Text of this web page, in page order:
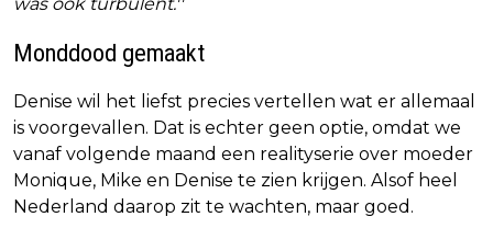
was ook turbulent.''
Monddood gemaakt
Denise wil het liefst precies vertellen wat er allemaal
is voorgevallen. Dat is echter geen optie, omdat we
vanaf volgende maand een realityserie over moeder
Monique, Mike en Denise te zien krijgen. Alsof heel
Nederland daarop zit te wachten, maar goed.